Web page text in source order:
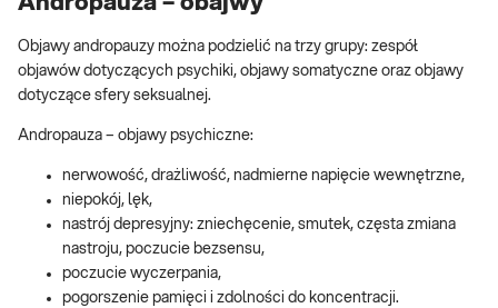
Objawy andropauzy można podzielić na trzy grupy: zespół
objawów dotyczących psychiki, objawy somatyczne oraz objawy
dotyczące sfery seksualnej.
Andropauza – objawy psychiczne:
nerwowość, drażliwość, nadmierne napięcie wewnętrzne,
niepokój, lęk,
nastrój depresyjny: zniechęcenie, smutek, częsta zmiana
nastroju, poczucie bezsensu,
poczucie wyczerpania,
pogorszenie pamięci i zdolności do koncentracji.